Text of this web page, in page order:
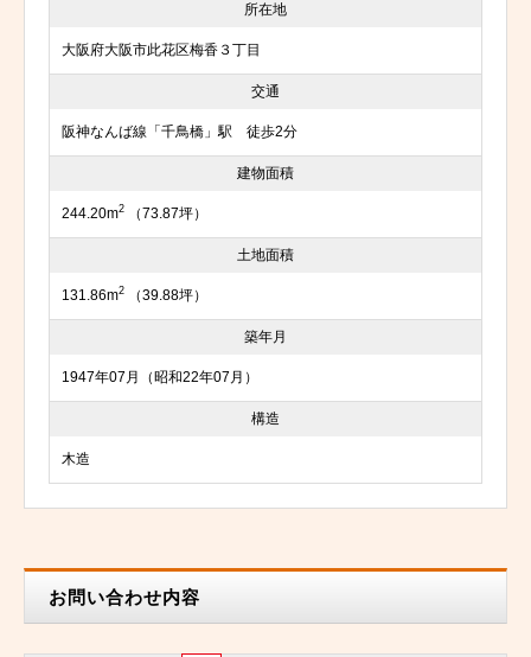
所在地
大阪府大阪市此花区梅香３丁目
交通
阪神なんば線「千鳥橋」駅 徒歩2分
建物面積
244.20m2 （73.87坪）
土地面積
131.86m2 （39.88坪）
築年月
1947年07月（昭和22年07月）
構造
木造
お問い合わせ内容